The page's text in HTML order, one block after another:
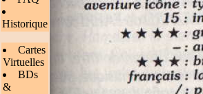
Historique
Cartes
Virtuelles
BDs
&